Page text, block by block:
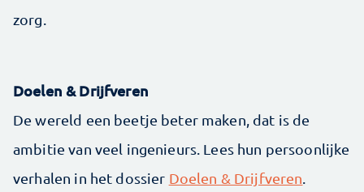
zorg.
Doelen & Drijfveren
De wereld een beetje beter maken, dat is de
ambitie van veel ingenieurs. Lees hun persoonlijke
verhalen in het dossier Doelen & Drijfveren